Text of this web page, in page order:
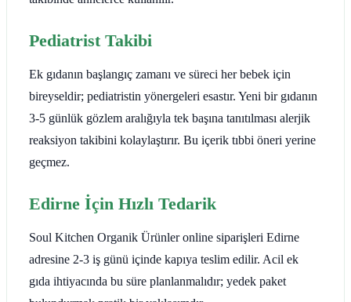
Pediatrist Takibi
Ek gıdanın başlangıç zamanı ve süreci her bebek için
bireyseldir; pediatristin yönergeleri esastır. Yeni bir gıdanın
3-5 günlük gözlem aralığıyla tek başına tanıtılması alerjik
reaksiyon takibini kolaylaştırır. Bu içerik tıbbi öneri yerine
geçmez.
Edirne İçin Hızlı Tedarik
Soul Kitchen Organik Ürünler online siparişleri Edirne
adresine 2-3 iş günü içinde kapıya teslim edilir. Acil ek
gıda ihtiyacında bu süre planlanmalıdır; yedek paket